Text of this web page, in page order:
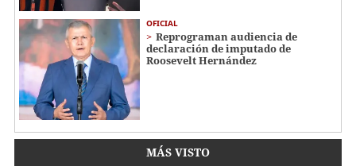
OFICIAL
Reprograman audiencia de
declaración de imputado de
Roosevelt Hernández
MÁS VISTO